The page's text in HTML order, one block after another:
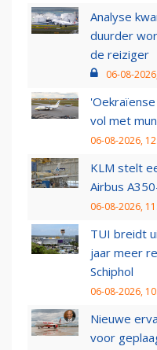
Analyse
duurder
de reiziger
06-08-
vol met
06-08-2026,
KLM stelt
Airbus
06-08-2026,
TUI breidt
jaar meer
Schiphol
06-08-2026,
Nieuwe
voor